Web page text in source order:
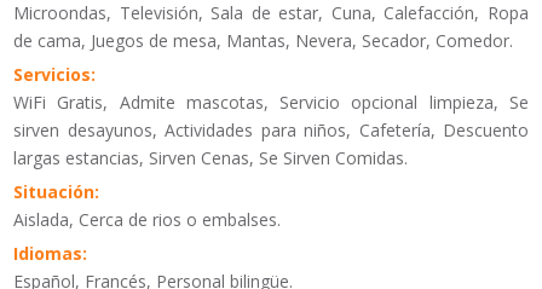
Microondas, Televisión, Sala de estar, Cuna, Calefacción, Ropa
de cama, Juegos de mesa, Mantas, Nevera, Secador, Comedor.
Servicios:
WiFi Gratis, Admite mascotas, Servicio opcional limpieza, Se
sirven desayunos, Actividades para niños, Cafetería, Descuento
largas estancias, Sirven Cenas, Se Sirven Comidas.
Situación:
Aislada, Cerca de rios o embalses.
Idiomas:
Español, Francés, Personal bilingüe.